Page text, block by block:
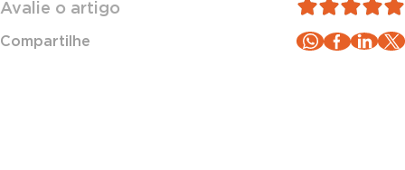
Avalie o artigo
Compartilhe